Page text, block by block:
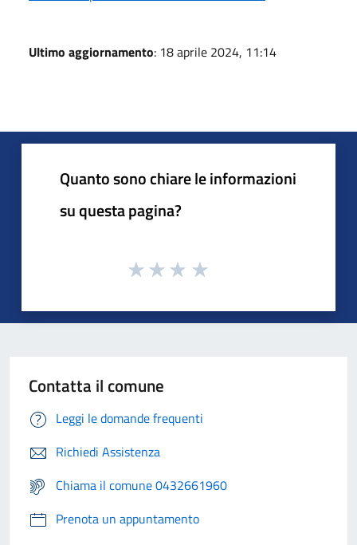
Ultimo aggiornamento: 18 aprile 2024, 11:14
Quanto sono chiare le informazioni
su questa pagina?
Contatta il comune
Leggi le domande frequenti
Richiedi Assistenza
Chiama il comune 0432661960
Prenota un appuntamento